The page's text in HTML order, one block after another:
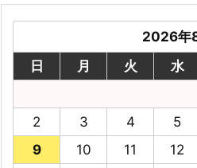
2026年
日
月 火 水
2
3 4 5
9
10 11 12